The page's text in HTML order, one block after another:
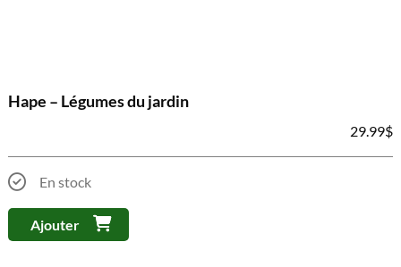
Hape – Légumes du jardin
29.99$
En stock
Ajouter